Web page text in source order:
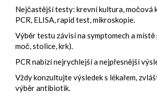
Nejčastější testy: krevní kultura, močová
PCR, ELISA, rapid test, mikroskopie.
Výběr testu závisí na symptomech a místě
moč, stolice, krk).
PCR nabízí nejrychlejší a nejpřesnější
Vždy konzultujte výsledek s lékařem,
výběr antibiotik.